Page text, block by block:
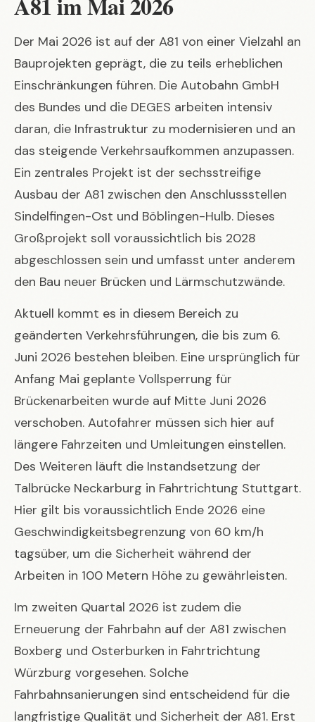
Der Mai 2026 ist auf der A81 von einer Vielzahl an
Bauprojekten geprägt, die zu teils erheblichen
Einschränkungen führen. Die Autobahn GmbH
des Bundes und die DEGES arbeiten intensiv
daran, die Infrastruktur zu modernisieren und an
das steigende Verkehrsaufkommen anzupassen.
Ein zentrales Projekt ist der sechsstreifige
Ausbau der A81 zwischen den Anschlussstellen
Sindelfingen-Ost und Böblingen-Hulb. Dieses
Großprojekt soll voraussichtlich bis 2028
abgeschlossen sein und umfasst unter anderem
den Bau neuer Brücken und Lärmschutzwände.
Aktuell kommt es in diesem Bereich zu
geänderten Verkehrsführungen, die bis zum 6.
Juni 2026 bestehen bleiben. Eine ursprünglich für
Anfang Mai geplante Vollsperrung für
Brückenarbeiten wurde auf Mitte Juni 2026
verschoben. Autofahrer müssen sich hier auf
längere Fahrzeiten und Umleitungen einstellen.
Des Weiteren läuft die Instandsetzung der
Talbrücke Neckarburg in Fahrtrichtung Stuttgart.
Hier gilt bis voraussichtlich Ende 2026 eine
Geschwindigkeitsbegrenzung von 60 km/h
tagsüber, um die Sicherheit während der
Arbeiten in 100 Metern Höhe zu gewährleisten.
Im zweiten Quartal 2026 ist zudem die
Erneuerung der Fahrbahn auf der A81 zwischen
Boxberg und Osterburken in Fahrtrichtung
Würzburg vorgesehen. Solche
Fahrbahnsanierungen sind entscheidend für die
langfristige Qualität und Sicherheit der A81. Erst